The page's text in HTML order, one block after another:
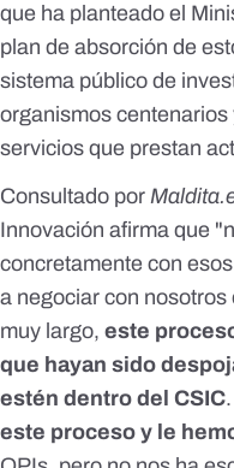
que ha planteado el
plan de absorción de
sistema público de
organismos
servicios que prestan
Consultado por
Innovación afirma que
concretamente con
a negociar con
muy largo,este
que hayan sido
estén dentro del CSIC
este proceso y le